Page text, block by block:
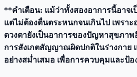
**คำเตือน: แม้ว่าทั้งสองอาการนี้อาจ
แต่ไม่ต้องตื่นตระหนกจนเกินไป เพรา
ดวงตายังเป็นอาการของปัญหาสุขภา
การสังเกตสัญญาณผิดปกติในร่างกาย
อย่างสม่ำเสมอ เพื่อการควบคุมและป้อ